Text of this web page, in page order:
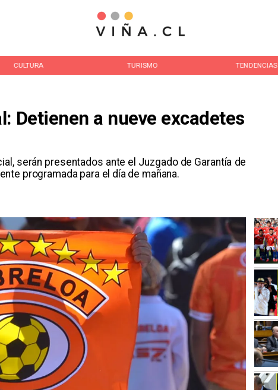
CULTURA TURISMO TENDENCIAS
Detienen a nueve excadetes
serán presentados ante el Juzgado de Garantía de
programada para el día de mañana.